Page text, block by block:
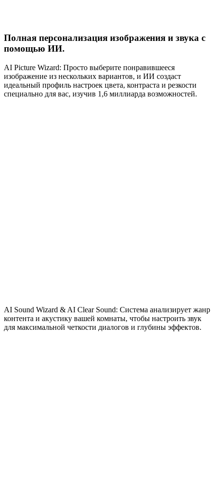
Полная персонализация изображения и звука с
помощью ИИ.
AI Picture Wizard: Просто выберите понравившееся
изображение из нескольких вариантов, и ИИ создаст
идеальный профиль настроек цвета, контраста и резкости
специально для вас, изучив 1,6 миллиарда возможностей.
AI Sound Wizard & AI Clear Sound: Система анализирует жанр
контента и акустику вашей комнаты, чтобы настроить звук
для максимальной четкости диалогов и глубины эффектов.